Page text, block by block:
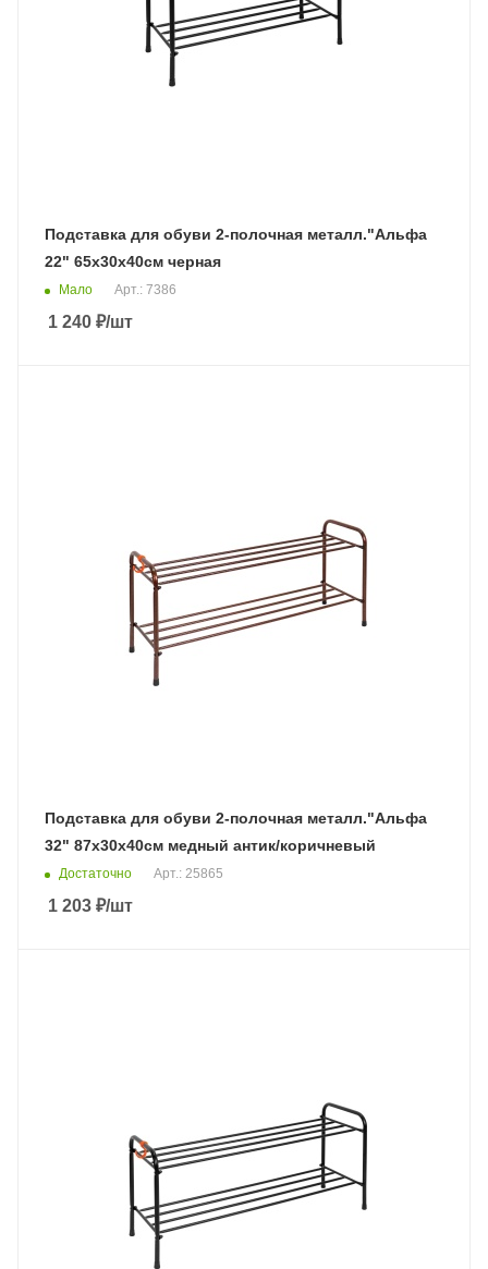
Подставка для обуви 2-полочная металл."Альфа
22" 65х30х40см черная
Мало Арт.: 7386
1 240 ₽/шт
Подставка для обуви 2-полочная металл."Альфа
32" 87х30х40см медный антик/коричневый
Достаточно Арт.: 25865
1 203 ₽/шт